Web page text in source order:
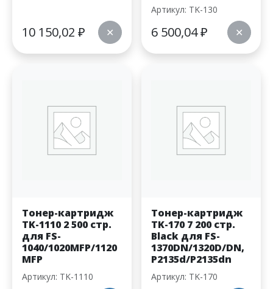
10 150,02 ₽ ✕
Артикул: TK-130
6 500,04₽ ✕
Тонер-картридж
TK-1110 2 500 стр.
для FS-
1040/1020MFP/1120
MFP
Артикул: TK-1110
Тонер-картридж
TK-170 7 200 стр.
Black для FS-
1370DN/1320D/DN,
P2135d/P2135dn
Артикул: TK-170